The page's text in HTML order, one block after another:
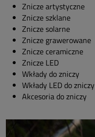
Znicze artystyczne
Znicze szklane
Znicze solarne
Znicze grawerowane
Znicze ceramiczne
Znicze LED
Wkłady do zniczy
Wkłady LED do zniczy
Akcesoria do zniczy